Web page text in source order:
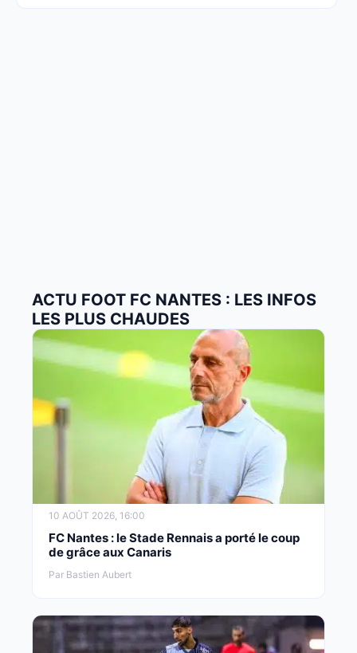
ACTU FOOT FC NANTES : LES INFOS
LES PLUS CHAUDES
10 AOÛT 2026, 16:00
FC Nantes : le Stade Rennais a porté le coup
de grâce aux Canaris
Par Bastien Aubert